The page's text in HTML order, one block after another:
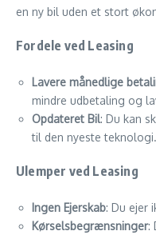
en ny bil uden et stort
Fordele ved Leasing
Lavere månedlige
mindre udbetaling og
Opdateret Bil: Du kan
til den nyeste teknologi.
Ulemper ved Leasing
Ingen Ejerskab: Du ejer
Kørselsbegrænsninger: